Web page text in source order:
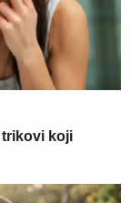
trikovi koji